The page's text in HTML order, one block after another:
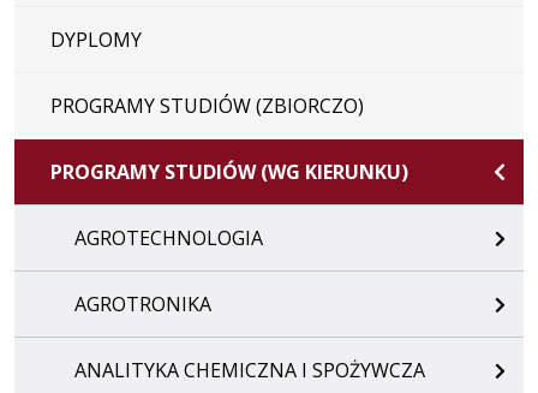
DYPLOMY
PROGRAMY STUDIÓW (ZBIORCZO)
PROGRAMY STUDIÓW (WG KIERUNKU)
AGROTECHNOLOGIA
AGROTRONIKA
ANALITYKA CHEMICZNA I SPOŻYWCZA